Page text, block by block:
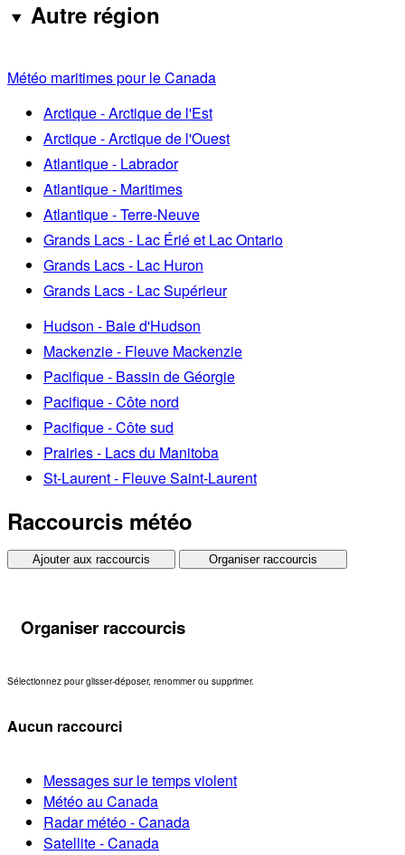
Autre région
Météo maritimes pour le Canada
Arctique - Arctique de l'Est
Arctique - Arctique de l'Ouest
Atlantique - Labrador
Atlantique - Maritimes
Atlantique - Terre-Neuve
Grands Lacs - Lac Érié et Lac Ontario
Grands Lacs - Lac Huron
Grands Lacs - Lac Supérieur
Hudson - Baie d'Hudson
Mackenzie - Fleuve Mackenzie
Pacifique - Bassin de Géorgie
Pacifique - Côte nord
Pacifique - Côte sud
Prairies - Lacs du Manitoba
St-Laurent - Fleuve Saint-Laurent
Raccourcis météo
Ajouter aux raccourcis Organiser raccourcis
Organiser raccourcis
Sélectionnez pour glisser-déposer, renommer ou supprimer.
Aucun raccourci
Messages sur le temps violent
Météo au Canada
Radar météo - Canada
Satellite - Canada